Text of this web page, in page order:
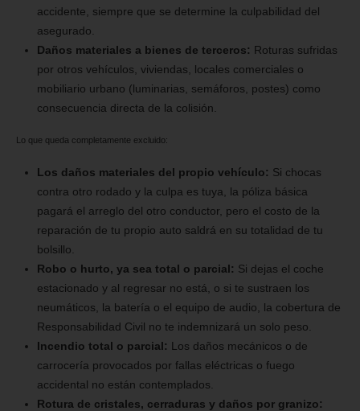
accidente, siempre que se determine la culpabilidad del
asegurado.
Daños materiales a bienes de terceros: Roturas sufridas
por otros vehículos, viviendas, locales comerciales o
mobiliario urbano (luminarias, semáforos, postes) como
consecuencia directa de la colisión.
Lo que queda completamente excluido:
Los daños materiales del propio vehículo: Si chocas
contra otro rodado y la culpa es tuya, la póliza básica
pagará el arreglo del otro conductor, pero el costo de la
reparación de tu propio auto saldrá en su totalidad de tu
bolsillo.
Robo o hurto, ya sea total o parcial: Si dejas el coche
estacionado y al regresar no está, o si te sustraen los
neumáticos, la batería o el equipo de audio, la cobertura de
Responsabilidad Civil no te indemnizará un solo peso.
Incendio total o parcial: Los daños mecánicos o de
carrocería provocados por fallas eléctricas o fuego
accidental no están contemplados.
Rotura de cristales, cerraduras y daños por granizo: